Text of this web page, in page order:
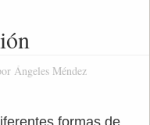
Ángeles Méndez
formas de